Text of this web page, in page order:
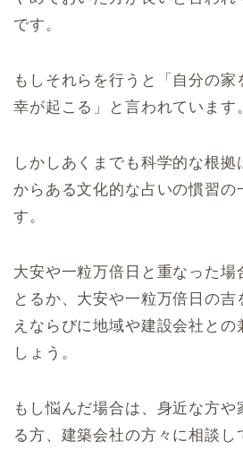
です。
もしそれらを行うと「自分の家
幸が起こる」と言われています
しかしあくまでも科学的な根拠
からある文化的な占いの慣習の
す。
大安や一粒万倍日と重なった場
とるか、大安や一粒万倍日の吉
えならびに地域や建設会社との
しょう。
もし悩んだ場合は、身近な方や
る方、建築会社の方々に相談し